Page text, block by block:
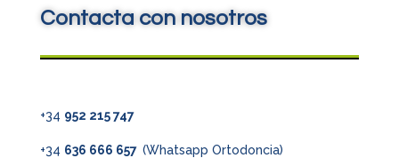
Contacta con nosotros
+34 952 215 747
+34 636 666 657 (Whatsapp Ortodoncia)